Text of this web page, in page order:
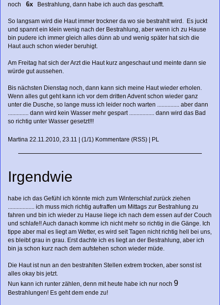
noch 6x Bestrahlung, dann habe ich auch das geschafft.
So langsam wird die Haut immer trockner da wo sie bestrahlt wird. Es juckt
und spannt ein klein wenig nach der Bestrahlung, aber wenn ich zu Hause
bin pudere ich immer gleich alles dünn ab und wenig später hat sich die
Haut auch schon wieder beruhigt.
Am Freitag hat sich der Arzt die Haut kurz angeschaut und meinte dann sie
würde gut aussehen.
Bis nächsten Dienstag noch, dann kann sich meine Haut wieder erholen.
Wenn alles gut geht kann ich vor dem dritten Advent schon wieder ganz
unter die Dusche, so lange muss ich leider noch warten ............... aber dann
.............. dann wird kein Wasser mehr gespart ................. dann wird das Bad
so richtig unter Wasser gesetzt!!!
Martina 22.11.2010, 23.11 (1/1) Kommentare (RSS) | PL
Irgendwie
habe ich das Gefühl ich könnte mich zum Winterschlaf zurück ziehen
.................. ich muss mich richtig aufraffen um Mittags zur Bestrahlung zu
fahren und bin ich wieder zu Hause liege ich nach dem essen auf der Couch
und schlafe!! Auch danach komme ich nicht mehr so richtig in die Gänge. Ich
tippe aber mal es liegt am Wetter, es wird seit Tagen nicht richtig hell bei uns,
es bleibt grau in grau. Erst dachte ich es liegt an der Bestrahlung, aber ich
bin ja schon kurz nach dem aufstehen schon wieder müde.
Die Haut ist nun an den bestrahlten Stellen extrem trocken, aber sonst ist
alles okay bis jetzt.
Nun kann ich runter zählen, denn mit heute habe ich nur noch 9
Bestrahlungen! Es geht dem ende zu!